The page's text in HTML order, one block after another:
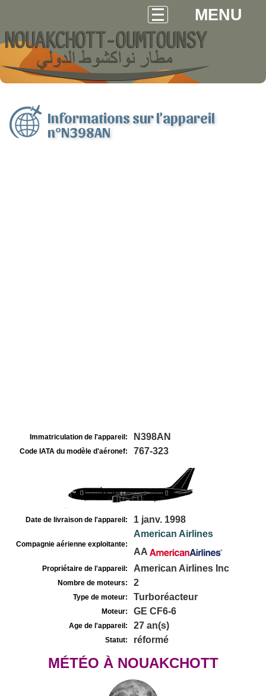
MENU
Informations sur l'appareil
n°N398AN
Immatriculation de l'appareil: N398AN
Code IATA du modèle d'aéronef: 767-323
Date de livraison de l'appareil: 1 janv. 1998
Compagnie aérienne exploitante:
American Airlines
AA
Propriétaire de l'appareil: American Airlines Inc
Nombre de moteurs: 2
Type de moteur: Turboréacteur
Moteur: GE CF6-6
Age de l'appareil: 27 an(s)
Statut: réformé
MÉTÉO À NOUAKCHOTT